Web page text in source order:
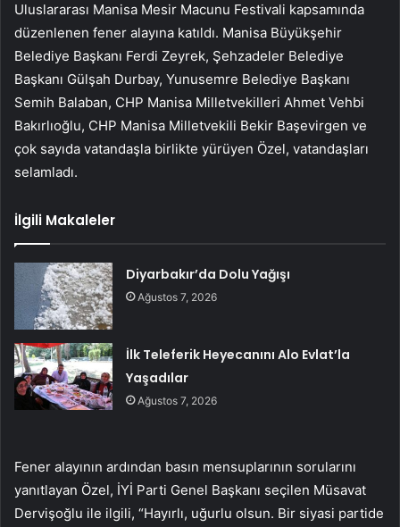
Uluslararası Manisa Mesir Macunu Festivali kapsamında
düzenlenen fener alayına katıldı. Manisa Büyükşehir
Belediye Başkanı Ferdi Zeyrek, Şehzadeler Belediye
Başkanı Gülşah Durbay, Yunusemre Belediye Başkanı
Semih Balaban, CHP Manisa Milletvekilleri Ahmet Vehbi
Bakırlıoğlu, CHP Manisa Milletvekili Bekir Başevirgen ve
çok sayıda vatandaşla birlikte yürüyen Özel, vatandaşları
selamladı.
İlgili Makaleler
Diyarbakır’da Dolu Yağışı
Ağustos 7, 2026
İlk Teleferik Heyecanını Alo Evlat’la
Yaşadılar
Ağustos 7, 2026
Fener alayının ardından basın mensuplarının sorularını
yanıtlayan Özel, İYİ Parti Genel Başkanı seçilen Müsavat
Dervişoğlu ile ilgili, “Hayırlı, uğurlu olsun. Bir siyasi partide